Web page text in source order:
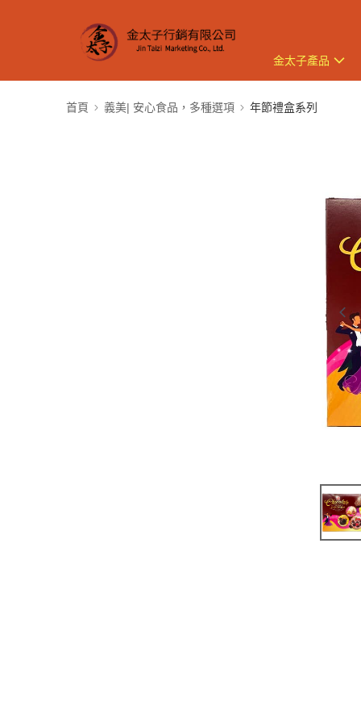
金太子產品
首頁 義美| 安心食品，多種選項 年節禮盒系列